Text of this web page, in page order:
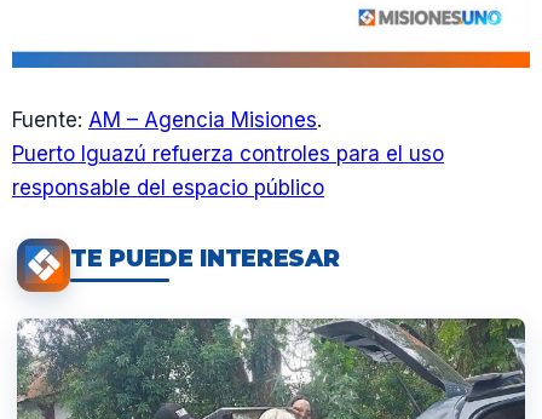
Fuente: AM – Agencia Misiones.
Puerto Iguazú refuerza controles para el uso
responsable del espacio público
TE PUEDE INTERESAR